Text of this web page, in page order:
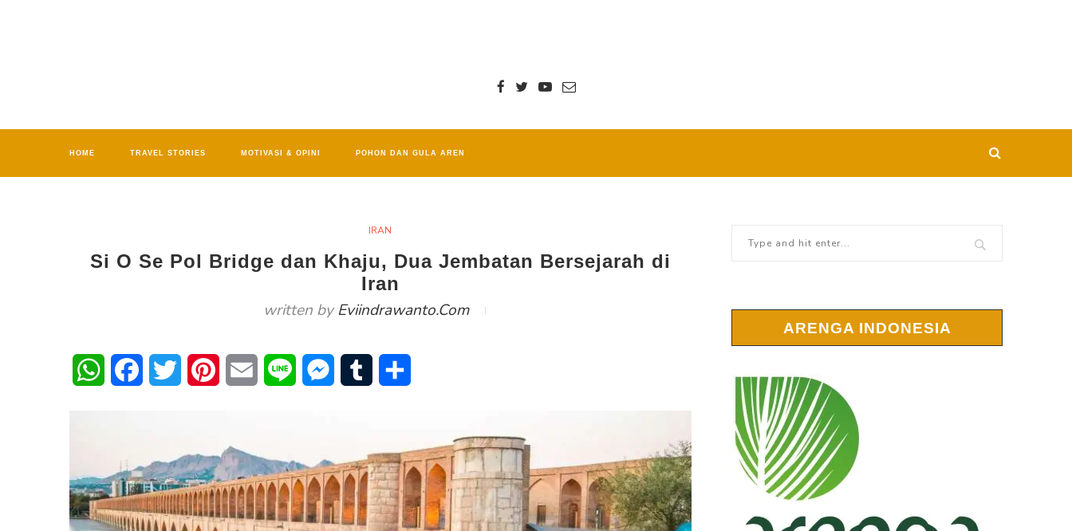
HOME TRAVEL STORIES MOTIVASI & OPINI POHON DAN GULA AREN
IRAN
Si O Se Pol Bridge dan Khaju, Dua Jembatan Bersejarah di
Iran
written byEviindrawanto.com
WhatsAppFacebookTwitter PinterestEmail Line Messenger
Tumblr
ARENGA INDONESIA